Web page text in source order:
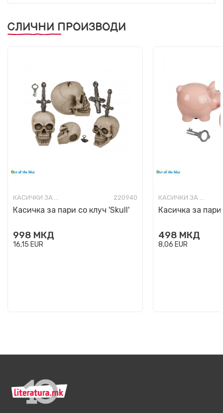
СЛИЧНИ ПРОИЗВОДИ
КАСИЧКИ ЗА ПАРИ 220940
Касичка за пари со клуч 'Skull'
998 МКД
16,15 EUR
КАСИЧКИ ЗА ПАРИ
Касичка за
498 МКД
8,06 EUR